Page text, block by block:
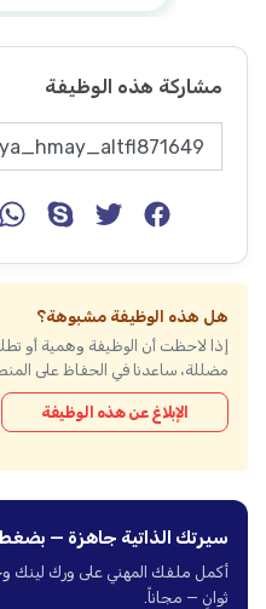
مشاركة هذه الوظيفة
هل هذه الوظيفة مشبوهة؟
إذا لاحظت أن الوظيفة وهمية أو
مضللة، ساعدنا في الحفاظ على
الإبلاغ عن هذه الوظيفة
سيرتك الذاتية جاهزة —
أكمل ملفك المهني على ورك لينك
ثوانٍ — مجاناً.